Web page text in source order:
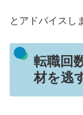
とアドバイスし
転職回
材を逃